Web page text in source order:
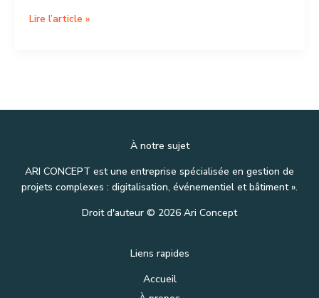
Bonjour
Lire l’article »
À notre sujet
ARI CONCEPT est une entreprise spécialisée en gestion de
projets complexes : digitalisation, événementiel et bâtiment ».
Droit d'auteur © 2026 Ari Concept
Liens rapides
Accueil